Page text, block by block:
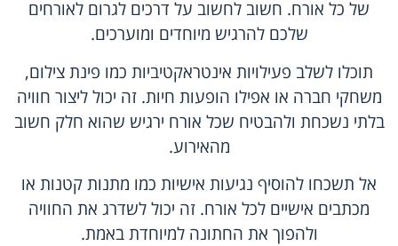
של כל אורח. חשוב לחשוב על דרכים לגרום לאורחים
שלכם להרגיש מיוחדים ומוערכים.
תוכלו לשלב פעילויות אינטראקטיביות כמו פינת צילום,
משחקי חברה או אפילו הופעות חיות. זה יכול ליצור חוויה
בלתי נשכחת ולהבטיח שכל אורח ירגיש שהוא חלק חשוב
מהאירוע.
אל תשכחו להוסיף נגיעות אישיות כמו מתנות קטנות או
מכתבים אישיים לכל אורח. זה יכול לשדרג את החוויה
ולהפוך את החתונה למיוחדת באמת.